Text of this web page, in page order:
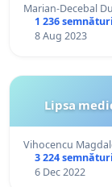
Marian-Decebal
1 236 semnături
8 Aug 2023
Lipsa
Vihocencu
3 224 semnături
6 Dec 2022